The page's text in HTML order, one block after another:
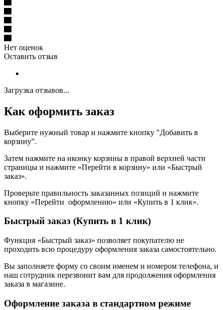
Нет оценок
Оставить отзыв
Загрузка отзывов...
Как оформить заказ
Выберите нужный товар и нажмите кнопку "Добавить в
корзину".
Затем нажмите на иконку корзины в правой верхней части
страницы и нажмите «Перейти в корзину» или «Быстрый
заказ».
Проверьте правильность заказанных позиций и нажмите
кнопку «Перейти оформлению» или «Купить в 1 клик».
Быстрый заказ (Купить в 1 клик)
Функция «Быстрый заказ» позволяет покупателю не
проходить всю процедуру оформления заказа самостоятельно.
Вы заполняете форму со своим именем и номером телефона, и
наш сотрудник перезвонит вам для продолжения оформления
заказа в магазине.
Оформление заказа в стандартном режиме